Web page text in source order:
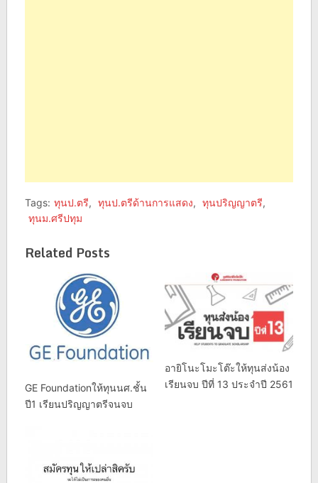
Tags: ทุนป.ตรี, ทุนป.ตรีด้านการแสดง, ทุนปริญญาตรี,
ทุนม.ศรีปทุม
Related Posts
GE Foundationให้ทุนนศ.ชั้น
ปี1 เรียนปริญญาตรีจนจบ
อายิโนะโมะโต๊ะให้ทุนส่งน้อง
เรียนจบ ปีที่ 13 ประจำปี 2561